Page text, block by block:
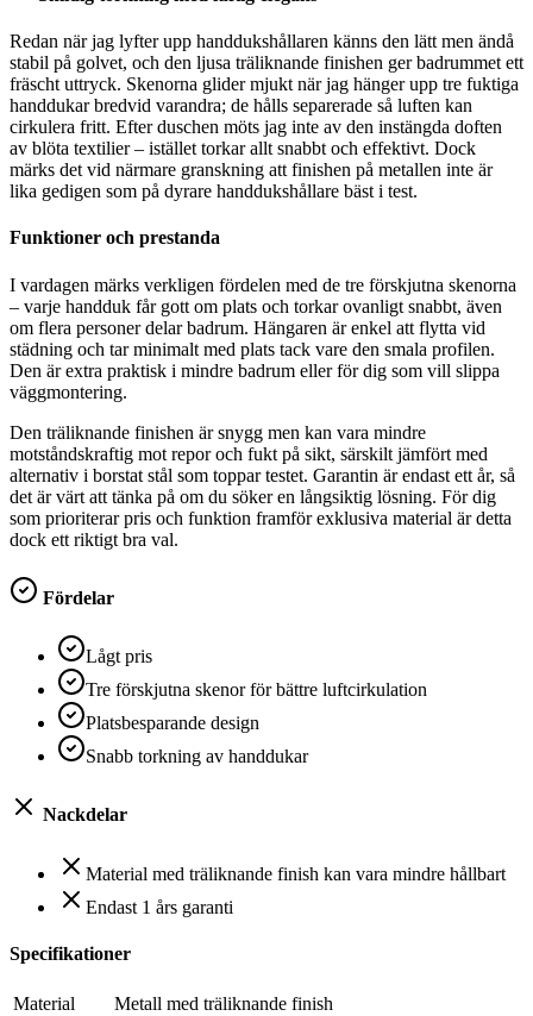
Redan när jag lyfter upp handdukshållaren känns den lätt men ändå
stabil på golvet, och den ljusa träliknande finishen ger badrummet ett
fräscht uttryck. Skenorna glider mjukt när jag hänger upp tre fuktiga
handdukar bredvid varandra; de hålls separerade så luften kan
cirkulera fritt. Efter duschen möts jag inte av den instängda doften
av blöta textilier – istället torkar allt snabbt och effektivt. Dock
märks det vid närmare granskning att finishen på metallen inte är
lika gedigen som på dyrare handdukshållare bäst i test.
Funktioner och prestanda
I vardagen märks verkligen fördelen med de tre förskjutna skenorna
– varje handduk får gott om plats och torkar ovanligt snabbt, även
om flera personer delar badrum. Hängaren är enkel att flytta vid
städning och tar minimalt med plats tack vare den smala profilen.
Den är extra praktisk i mindre badrum eller för dig som vill slippa
väggmontering.
Den träliknande finishen är snygg men kan vara mindre
motståndskraftig mot repor och fukt på sikt, särskilt jämfört med
alternativ i borstat stål som toppar testet. Garantin är endast ett år, så
det är värt att tänka på om du söker en långsiktig lösning. För dig
som prioriterar pris och funktion framför exklusiva material är detta
dock ett riktigt bra val.
Fördelar
Lågt pris
Tre förskjutna skenor för bättre luftcirkulation
Platsbesparande design
Snabb torkning av handdukar
Nackdelar
Material med träliknande finish kan vara mindre hållbart
Endast 1 års garanti
Specifikationer
Material
Metall med träliknande finish